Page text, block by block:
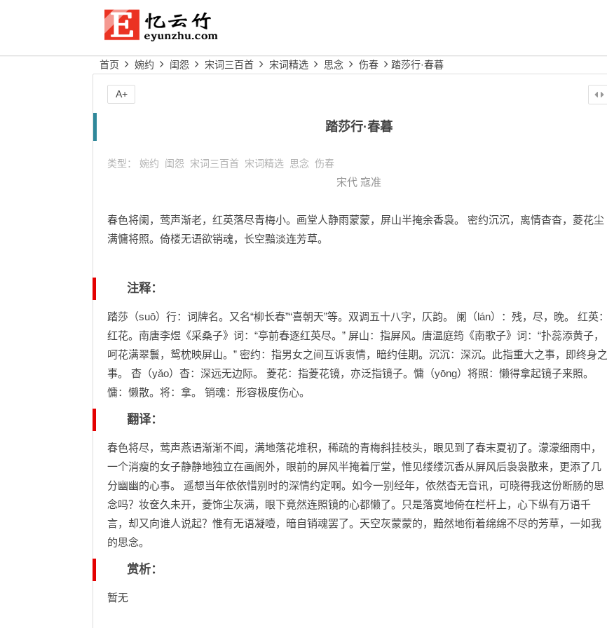
首页 婉约 闺怨 宋词三百首 宋词精选 思念 伤春 踏莎行·春暮
踏莎行·春暮
类型： 婉约 闺怨 宋词三百首 宋词精选 思念 伤春
宋代 寇准
春色将阑，莺声渐老，红英落尽青梅小。画堂人静雨蒙蒙，屏山半掩余香袅。 密约沉沉，离情杳杳，菱花尘
满慵将照。倚楼无语欲销魂，长空黯淡连芳草。
注释：
踏莎（suō）行：词牌名。又名“柳长春”“喜朝天”等。双调五十八字，仄韵。 阑（lán）：残，尽，晚。 红英：
红花。南唐李煜《采桑子》词：“亭前春逐红英尽。” 屏山：指屏风。唐温庭筠《南歌子》词：“扑蕊添黄子，
呵花满翠鬟，鸳枕映屏山。” 密约：指男女之间互诉衷情，暗约佳期。沉沉：深沉。此指重大之事，即终身之
事。 杳（yǎo）杳：深远无边际。 菱花：指菱花镜，亦泛指镜子。慵（yōng）将照：懒得拿起镜子来照。
慵：懒散。将：拿。 销魂：形容极度伤心。
翻译：
春色将尽，莺声燕语渐渐不闻，满地落花堆积，稀疏的青梅斜挂枝头，眼见到了春末夏初了。濛濛细雨中，
一个消瘦的女子静静地独立在画阁外，眼前的屏风半掩着厅堂，惟见缕缕沉香从屏风后袅袅散来，更添了几
分幽幽的心事。 遥想当年依依惜别时的深情约定啊。如今一别经年，依然杳无音讯，可晓得我这份断肠的思
念吗？妆奁久未开，菱饰尘灰满，眼下竟然连照镜的心都懒了。只是落寞地倚在栏杆上，心下纵有万语千
言，却又向谁人说起？惟有无语凝噎，暗自销魂罢了。天空灰蒙蒙的，黯然地衔着绵绵不尽的芳草，一如我
的思念。
赏析：
暂无
A+